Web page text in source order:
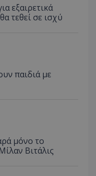
εξαιρετικά
τεθεί σε ισχύ
παιδιά με
μόνο το
Βιτάλις